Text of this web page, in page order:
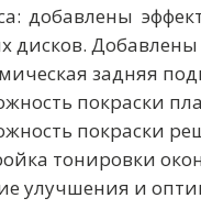
добавлены
дисков.
задняя
покраски
покраски
тонировки
улучшения и